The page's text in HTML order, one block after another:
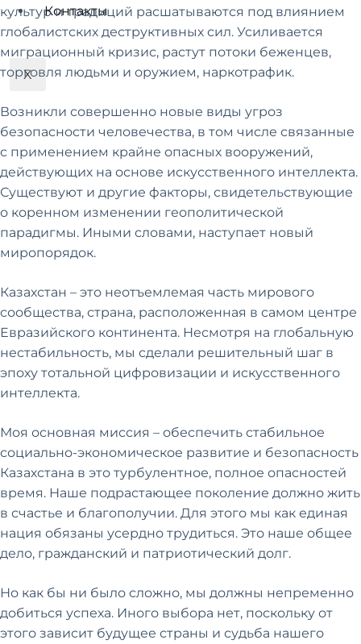
Контакты
X
культур и традиций расшатываются под влиянием
глобалистских деструктивных сил. Усиливается
миграционный кризис, растут потоки беженцев,
торговля людьми и оружием, наркотрафик.
Возникли совершенно новые виды угроз
безопасности человечества, в том числе связанные
с применением крайне опасных вооружений,
действующих на основе искусственного интеллекта.
Существуют и другие факторы, свидетельствующие
о коренном изменении геополитической
парадигмы. Иными словами, наступает новый
миропорядок.
Казахстан – это неотъемлемая часть мирового
сообщества, страна, расположенная в самом центре
Евразийского континента. Несмотря на глобальную
нестабильность, мы сделали решительный шаг в
эпоху тотальной цифровизации и искусственного
интеллекта.
Моя основная миссия – обеспечить стабильное
социально-экономическое развитие и безопасность
Казахстана в это турбулентное, полное опасностей
время. Наше подрастающее поколение должно жить
в счастье и благополучии. Для этого мы как единая
нация обязаны усердно трудиться. Это наше общее
дело, гражданский и патриотический долг.
Но как бы ни было сложно, мы должны непременно
добиться успеха. Иного выбора нет, поскольку от
этого зависит будущее страны и судьба нашего